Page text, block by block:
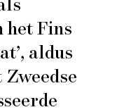
het Fins
aldus